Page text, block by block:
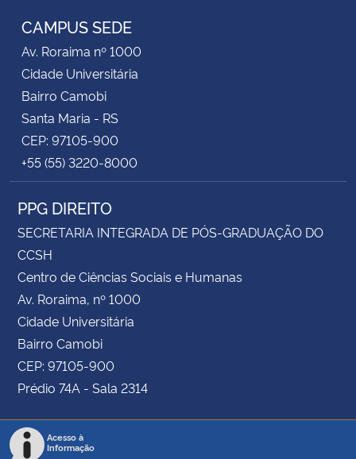
CAMPUS SEDE
Av. Roraima nº 1000
Cidade Universitária
Bairro Camobi
Santa Maria - RS
CEP: 97105-900
+55 (55) 3220-8000
PPG DIREITO
SECRETARIA INTEGRADA DE PÓS-GRADUAÇÃO DO
CCSH
Centro de Ciências Sociais e Humanas
Av. Roraima, nº 1000
Cidade Universitária
Bairro Camobi
CEP: 97105-900
Prédio 74A - Sala 2314
Acesso à
Informação